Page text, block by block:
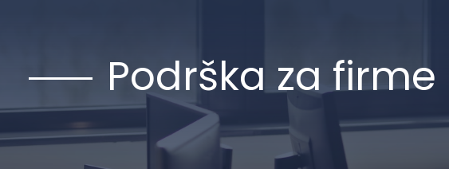
Podrška za firme